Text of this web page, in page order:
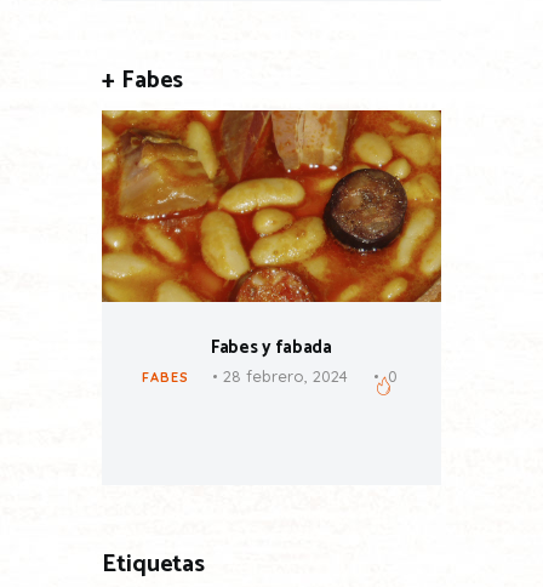
+ Fabes
Fabes y fabada
FABES 28 febrero, 2024 0
Etiquetas